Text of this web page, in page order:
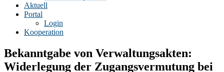
Aktuell
Portal
Login
Kooperation
Bekanntgabe von Verwaltungsakten:
Widerlegung der Zugangsvermutung bei